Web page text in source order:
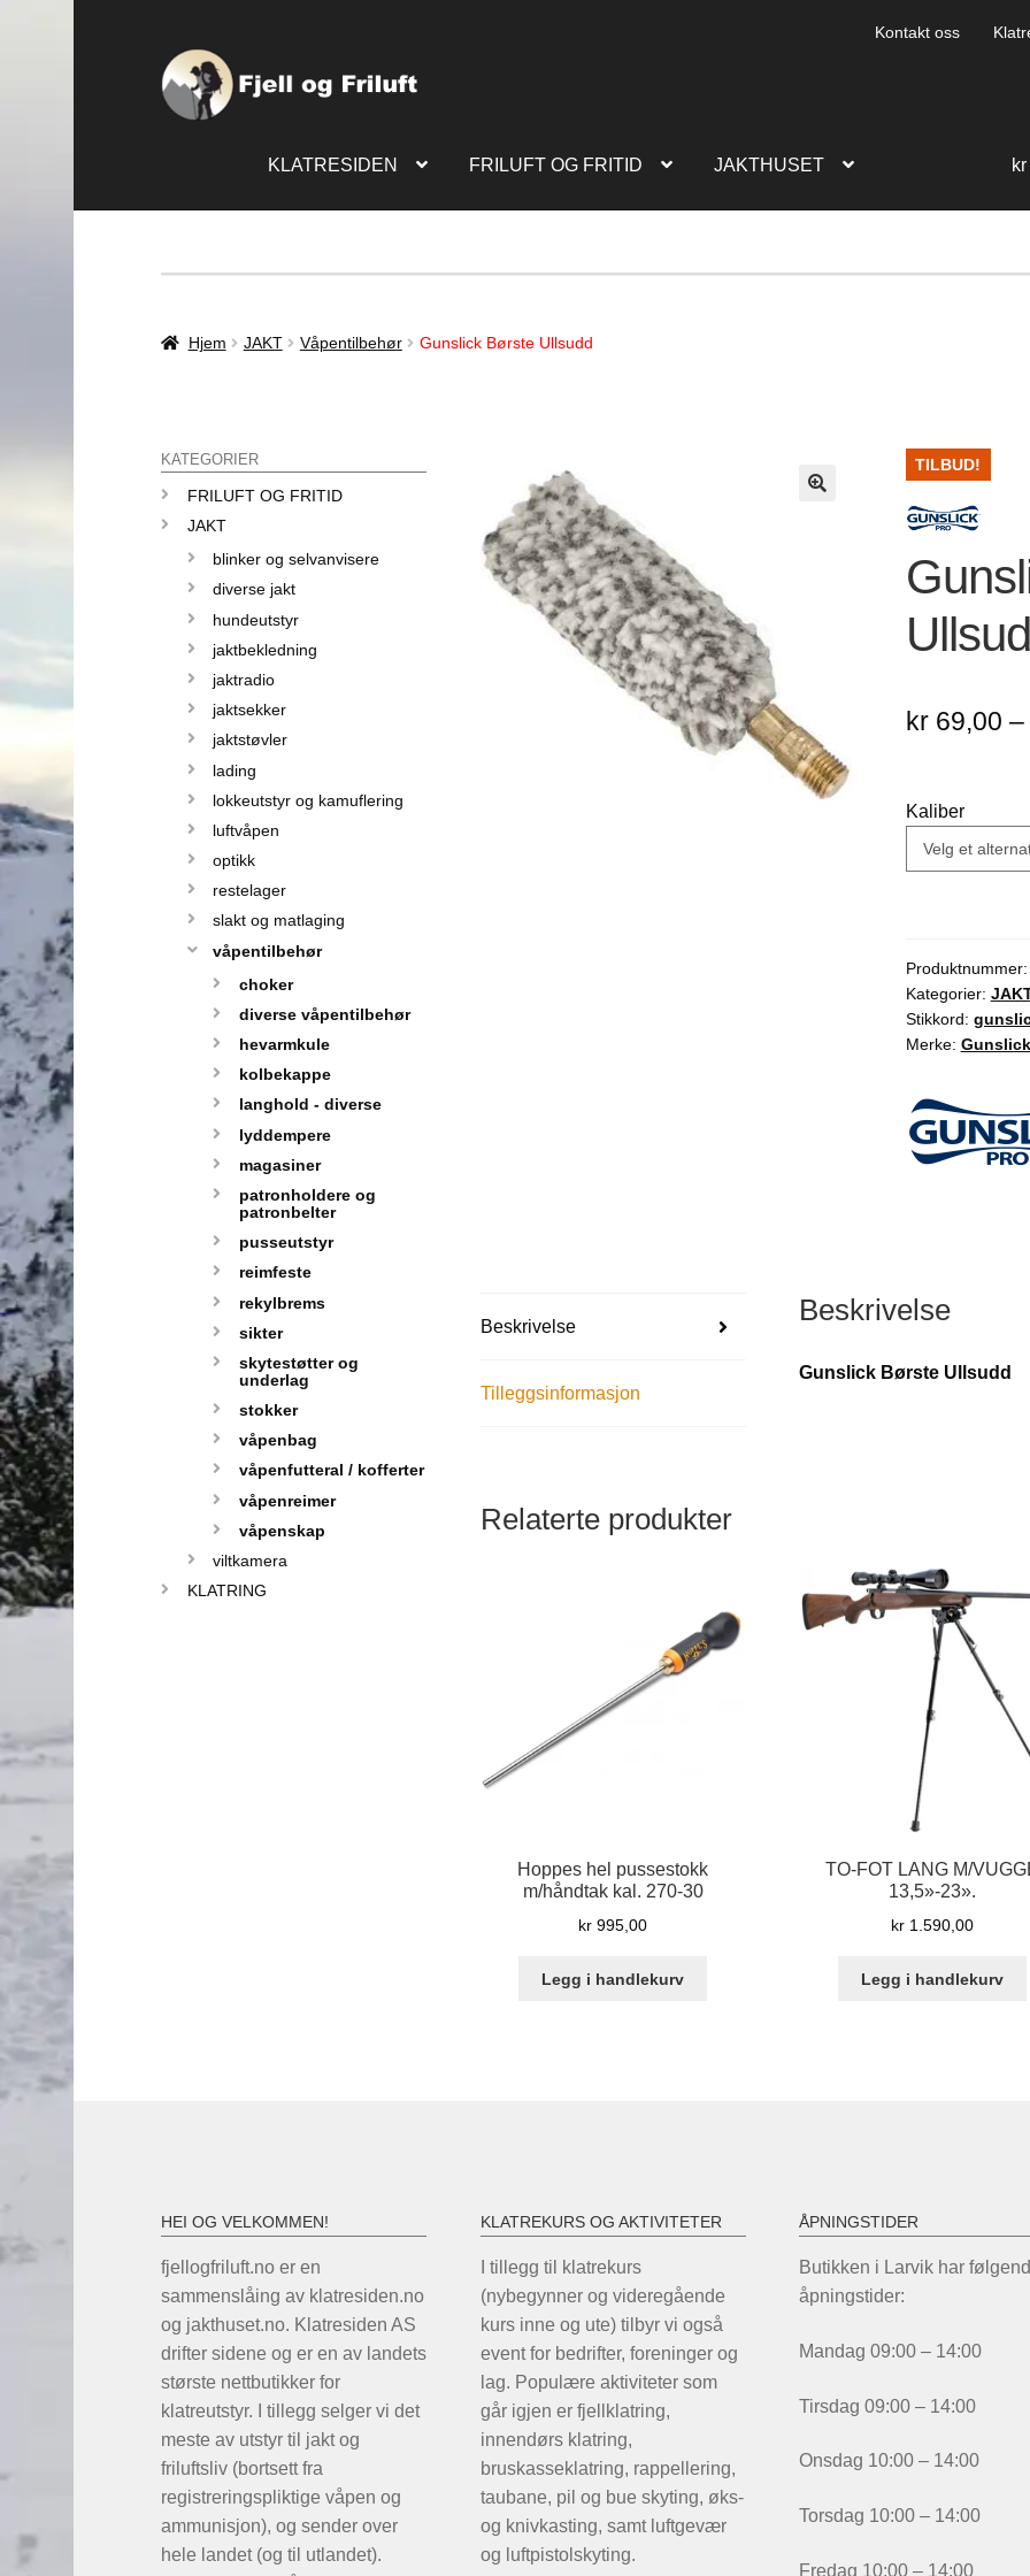
Kontakt oss
KLATRESIDEN FRILUFT OG FRITID JAKTHUSET kr
Hjem JAKT Våpentilbehør Gunslick Børste Ullsudd
TILBUD!
kr69,00 –
Kaliber
Kategorier:
Stikkord:
Merke: Gunslick
Beskrivelse
Tilleggsinformasjon
Beskrivelse
Gunslick Børste Ullsudd
Relaterte produkter
Hoppes hel pussestokk
m/håndtak kal. 270-30
kr 995,00
Legg i handlekurv
TO-FOT LANG M/
13,5»-23».
kr1.590,00
Legg i handlekurv
KATEGORIER
FRILUFT OG FRITID
JAKT
blinker og selvanvisere
diverse jakt
hundeutstyr
jaktbekledning
jaktradio
jaktsekker
jaktstøvler
lading
lokkeutstyr og kamuflering
luftvåpen
optikk
restelager
slakt og matlaging
våpentilbehør
choker
diverse våpentilbehør
hevarmkule
kolbekappe
langhold - diverse
lyddempere
magasiner
patronholdere og
patronbelter
pusseutstyr
reimfeste
rekylbrems
sikter
skytestøtter og
underlag
stokker
våpenbag
våpenfutteral / kofferter
våpenreimer
våpenskap
viltkamera
KLATRING
HEI OG VELKOMMEN!
fjellogfriluft.no er en
sammenslåing av klatresiden.no
og jakthuset.no. Klatresiden AS
drifter sidene og er en av landets
største nettbutikker for
klatreutstyr. I tillegg selger vi det
meste av utstyr til jakt og
friluftsliv (bortsett fra
registreringspliktige våpen og
ammunisjon), og sender over
hele landet (og til utlandet).
KLATREKURS OG AKTIVITETER
I tillegg til klatrekurs
(nybegynner og videregående
kurs inne og ute) tilbyr vi også
event for bedrifter, foreninger og
lag. Populære aktiviteter som
går igjen er fjellklatring,
innendørs klatring,
bruskasseklatring, rappellering,
taubane, pil og bue skyting, øks-
og knivkasting, samt luftgevær
og luftpistolskyting.
ÅPNINGSTIDER
Butikken i Larvik har
åpningstider:
Mandag 09:00 – 14:00
Tirsdag 09:00 – 14:00
Onsdag 10:00 – 14:00
Torsdag 10:00 – 14:00
Fredag 10:00 – 14:00